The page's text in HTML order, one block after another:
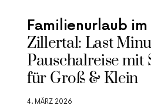
Familienurlaub im
Zillertal: Last
Pauschalreise mit
für Groß & Klein
4. MÄRZ 2026